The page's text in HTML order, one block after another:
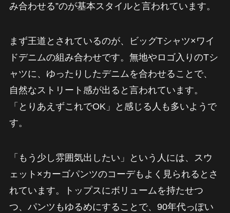
み合わせる”のが基本スタイルと言われています。
まず王道とされているのが、ビッグTシャツ×ワイ
ドデニムの組み合わせです。無地やロゴ入りのTシ
ャツに、ゆったりしたデニムを合わせることで、
自然なストリート感が出ると言われています。
「とりあえずこれでOK」と感じる人も多いようで
す。
「もう少し雰囲気出したい」という人には、スウ
ェット×カーゴパンツのコーデもよく見られるとさ
れています。トップスにボリュームを持たせつ
つ、パンツもゆるめにすることで、90年代っぽい